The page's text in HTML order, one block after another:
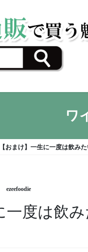
ワ
【おまけ】一生に一度は飲み
ezeefoodie
一度は飲